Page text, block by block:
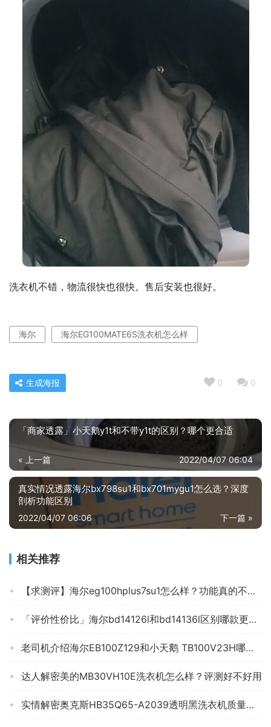
洗衣机不错，物流很快也很快。售后安装也很好。
海尔 海尔EG100MATE6S洗衣机怎么样
0 0
生成海报
「商家透露」小天鹅y1t和不带y1t的区别？哪个更合适
« 上一篇 2022/04/07 06:04
真实情况透露海尔bx798su1和bx701mygu1怎么选？深度
剖析功能区别
下一篇 »
2022/04/07 06:06
相关推荐
【求测评】海尔eg100hplus7su1怎么样？功能真的不好吗
「评价性价比」海尔bd14126l和bd14136l区别哪款更适合？到底要怎么选择
老司机介绍海尔EB100Z129和小天鹅 TB100V23H哪个好？谁是性价比之王
达人解密美的MB30VH10E洗衣机怎么样？评测好不好用
实情解密奥克斯HB35Q65-A2039透明黑洗衣机质量评测怎么样好不好用？